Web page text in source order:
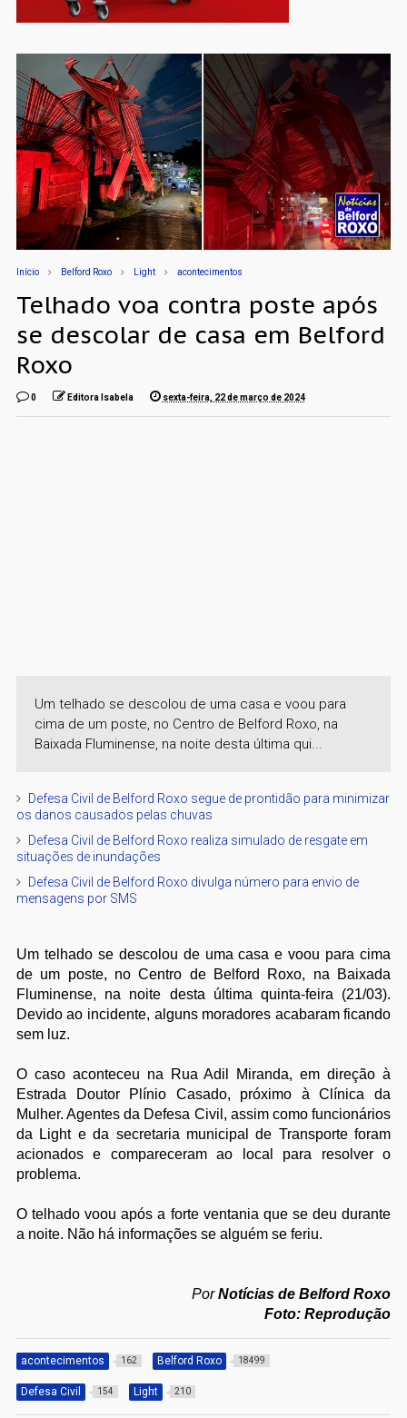
Início Belford Roxo Light acontecimentos
Telhado voa contra poste após
se descolar de casa em Belford
Roxo
0 Editora Isabela sexta-feira, 22 de março de 2024
Um telhado se descolou de uma casa e voou para
cima de um poste, no Centro de Belford Roxo, na
Baixada Fluminense, na noite desta última qui...
Defesa Civil de Belford Roxo segue de prontidão para minimizar
os danos causados pelas chuvas
Defesa Civil de Belford Roxo realiza simulado de resgate em
situações de inundações
Defesa Civil de Belford Roxo divulga número para envio de
mensagens por SMS
Um telhado se descolou de uma casa e voou para cima
de um poste, no Centro de Belford Roxo, na Baixada
Fluminense, na noite desta última quinta-feira (21/03).
Devido ao incidente, alguns moradores acabaram ficando
sem luz.
O caso aconteceu na Rua Adil Miranda, em direção à
Estrada Doutor Plínio Casado, próximo à Clínica da
Mulher. Agentes da Defesa Civil, assim como funcionários
da Light e da secretaria municipal de Transporte foram
acionados e compareceram ao local para resolver o
problema.
O telhado voou após a forte ventania que se deu durante
a noite. Não há informações se alguém se feriu.
PorNotícias de Belford Roxo
Foto: Reprodução
acontecimentos 162 Belford Roxo 18499
Defesa Civil 154 Light 210